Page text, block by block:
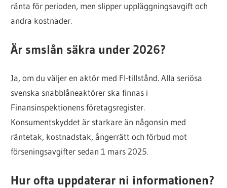
ränta för perioden, men slipper uppläggningsavgift och
andra kostnader.
Är smslån säkra under 2026?
Ja, om du väljer en aktör med FI-tillstånd. Alla seriösa
svenska snabblåneaktörer ska finnas i
Finansinspektionens företagsregister.
Konsumentskyddet är starkare än någonsin med
räntetak, kostnadstak, ångerrätt och förbud mot
förseningsavgifter sedan 1 mars 2025.
Hur ofta uppdaterar ni informationen?